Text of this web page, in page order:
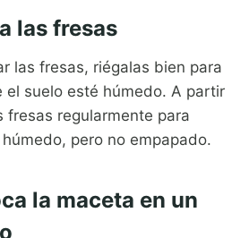
las fresas
las fresas, riégalas bien para
el suelo esté húmedo. A partir
fresas regularmente para
pero no empapado.
la maceta en un